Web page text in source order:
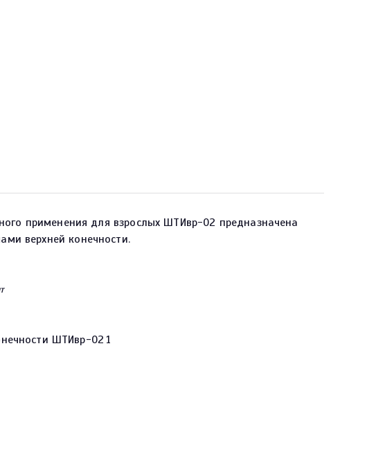
применения для взрослых ШТИвр-02 предназначена
верхней конечности.
ШТИвр-02 1